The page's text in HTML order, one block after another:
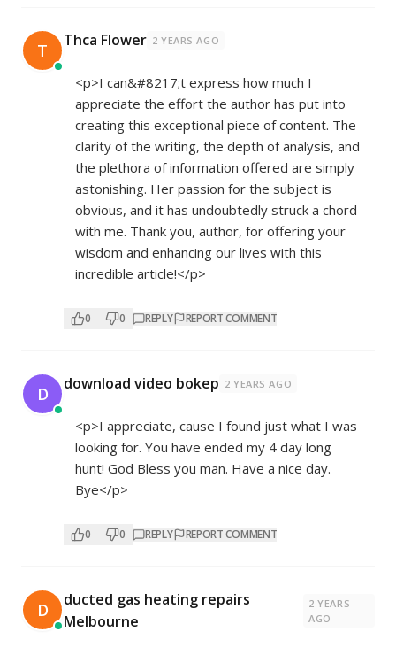
T Thca Flower 2 YEARS AGO
<p>I can&#8217;t express how much I
appreciate the effort the author has put into
creating this exceptional piece of content. The
clarity of the writing, the depth of analysis, and
the plethora of information offered are simply
astonishing. Her passion for the subject is
obvious, and it has undoubtedly struck a chord
with me. Thank you, author, for offering your
wisdom and enhancing our lives with this
incredible article!</p>
0 0 REPLY REPORT COMMENT
D download video bokep 2 YEARS AGO
<p>I appreciate, cause I found just what I was
looking for. You have ended my 4 day long
hunt! God Bless you man. Have a nice day.
Bye</p>
0 0 REPLY REPORT COMMENT
D
ducted gas heating repairs
Melbourne
2 YEARS
AGO